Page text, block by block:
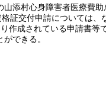
添村心身障害者医療費
証交付申請については、
作成されている申請書等
できる。